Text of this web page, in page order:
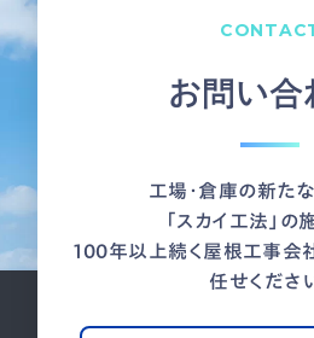
お問い合
工場・倉庫の新た
「スカイ工法」の
100年以上続く屋根工事会
任せください